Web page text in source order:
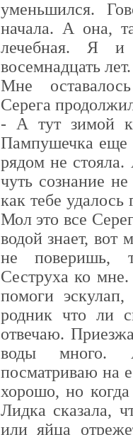
уменьшился.
начала. А она,
лечебная. Я
восемнадцать
Мне
Серега
- А тут зимой к
Пампушечка еще
рядом не
чуть сознание
как тебе
Мол это все
водой знает,
не поверишь,
Сеструха ко
помоги
родник что ли
отвечаю.
воды много.
посматриваю на
хорошо, но
Лидка сказала,
или яйца